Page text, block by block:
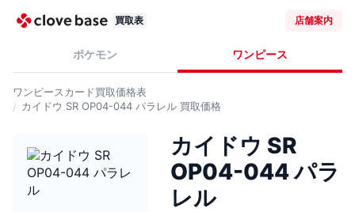
買取表 店舗案内
ポケモン ワンピース
ワンピースカード買取価格表
カイドウ SR OP04-044 パラレル 買取価格
カイドウ SR
OP04-044 パラ
レル